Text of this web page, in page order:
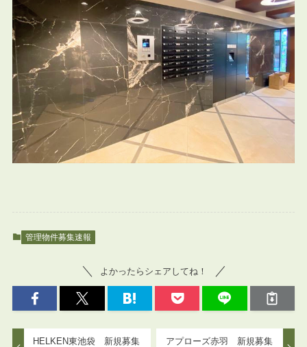
管理物件募集速報
よかったらシェアしてね！
HELKEN東池袋 新規募集
アプローズ赤羽 新規募集